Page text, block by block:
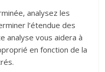
analysez les
l’étendue des
analyse vous aidera à
en fonction de la